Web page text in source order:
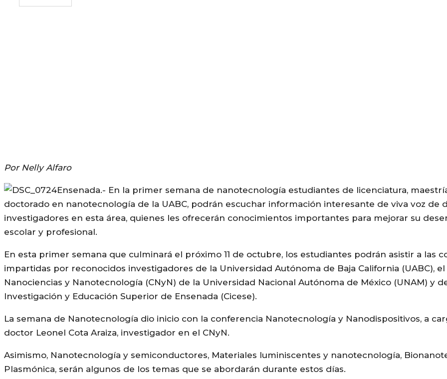
Por Nelly Alfaro
Ensenada.- En la primer semana de nanotecnología estudiantes de licenciatura,
doctorado en nanotecnología de la UABC, podrán escuchar información interesante de viva voz de
investigadores en esta área, quienes les ofrecerán conocimientos importantes para mejorar su
escolar y profesional.
En esta primer semana que culminará el próximo 11 de octubre, los estudiantes podrán asistir a las
impartidas por reconocidos investigadores de la Universidad Autónoma de Baja California (UABC),
Nanociencias y Nanotecnología (CNyN) de la Universidad Nacional Autónoma de México (UNAM) y
Investigación y Educación Superior de Ensenada (Cicese).
La semana de Nanotecnología dio inicio con la conferencia Nanotecnología y Nanodispositivos, a
doctor Leonel Cota Araiza, investigador en el CNyN.
Asimismo, Nanotecnología y semiconductores, Materiales luminiscentes y nanotecnología,
Plasmónica, serán algunos de los temas que se abordarán durante estos días.